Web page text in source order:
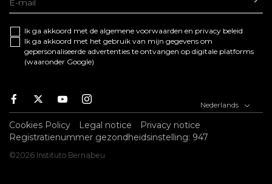
Ik ga akkoord met de algemene voorwaarden en privacy beleid
Ik ga akkoord met het gebruik van mijn gegevens om
gepersonaliseerde advertenties te ontvangen op digitale platforms
(waaronder Google)
Facebook
TwitterYoutubeInstagram Nederlands
Cookies Policy Legal notice
Privacy notice
Registratienummer gezondheidsinstelling: 947
©2026 Instituto Bernabeu